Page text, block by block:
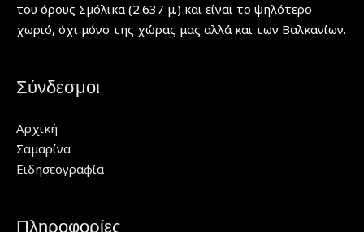
του όρους Σμόλικα (2.637 μ.) και είναι το ψηλότερο
χωριό, όχι μόνο της χώρας μας αλλά και των Βαλκανίων.
Σύνδεσμοι
Αρχική
Σαμαρίνα
Ειδησεογραφία
Πληροφορίες